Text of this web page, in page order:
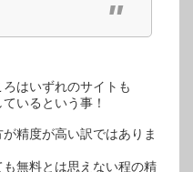
はいずれのサイトも
いるという事！
精度が高い訳ではありま
無料とは思えない程の精